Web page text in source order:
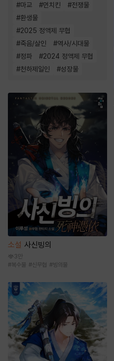
#마교 #먼치킨 #전쟁물
#환생물
#2025 정액제 무협
#죽음/살인 #역사/시대물
#정파 #2024 정액제 무협
#천하제일인 #성장물
소설 사신빙의
3만
#복수물 #신무협 #빙의물